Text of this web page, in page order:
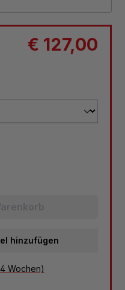
€ 127,00
hinzufügen
Wochen)